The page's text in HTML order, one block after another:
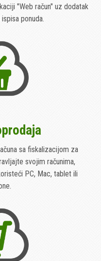
"Web račun" uz dodatak
ponuda.
sa fiskalizacijom za
svojim računima,
PC, Mac, tablet ili